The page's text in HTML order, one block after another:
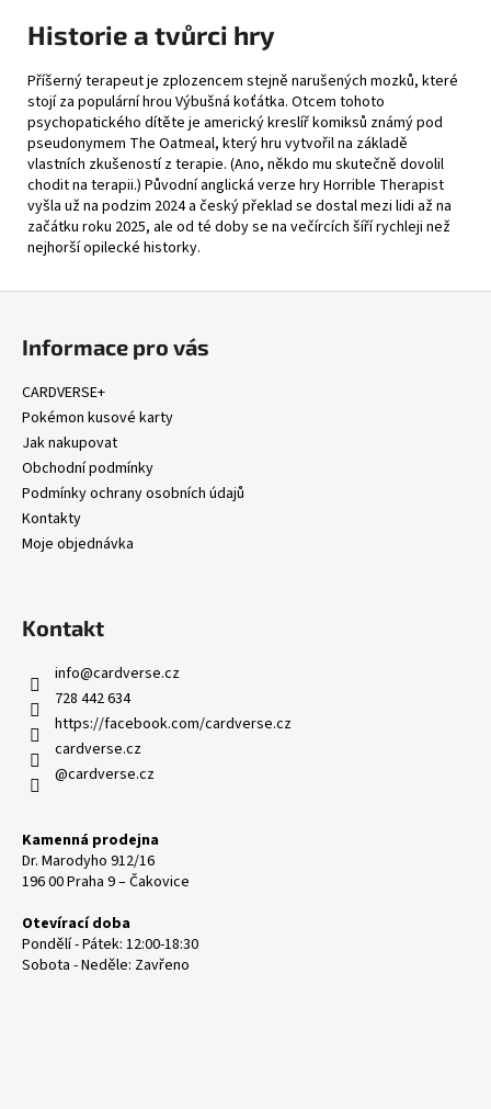
Historie a tvůrci hry
Příšerný terapeut je zplozencem stejně narušených mozků, které
stojí za populární hrou Výbušná koťátka. Otcem tohoto
psychopatického dítěte je americký kreslíř komiksů známý pod
pseudonymem The Oatmeal, který hru vytvořil na základě
vlastních zkušeností z terapie. (Ano, někdo mu skutečně dovolil
chodit na terapii.) Původní anglická verze hry Horrible Therapist
vyšla už na podzim 2024 a český překlad se dostal mezi lidi až na
začátku roku 2025, ale od té doby se na večírcích šíří rychleji než
nejhorší opilecké historky.
Informace pro vás
CARDVERSE+
Pokémon kusové karty
Jak nakupovat
Obchodní podmínky
Podmínky ochrany osobních údajů
Kontakty
Moje objednávka
Kontakt
info@cardverse.cz
728 442 634
https://facebook.com/cardverse.cz
cardverse.cz
@cardverse.cz
Kamenná prodejna
Dr. Marodyho 912/16
196 00 Praha 9 – Čakovice
Otevírací doba
Pondělí - Pátek: 12:00-18:30
Sobota - Neděle: Zavřeno